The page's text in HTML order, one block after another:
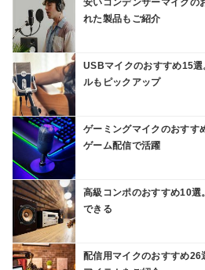
れた製品もご紹介
USBマイクのおすすめ15
ルもピックアップ
ゲーミングマイクのおすす
ゲーム配信で活躍
高級コンポのおすすめ10
できる
配信用マイクのおすすめ